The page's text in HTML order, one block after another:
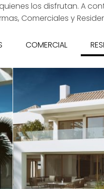
los disfrutan. A
Comerciales y
COMERCIAL